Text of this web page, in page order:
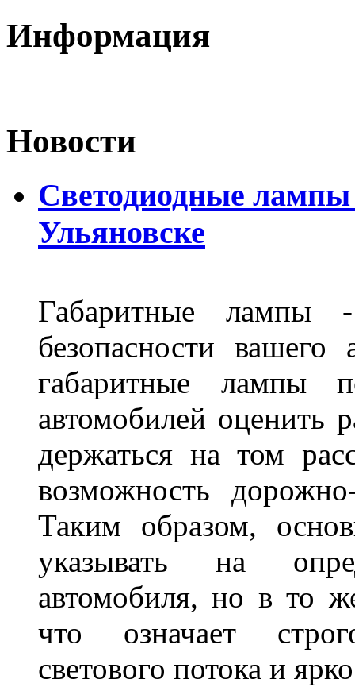
Информация
Новости
Светодиодные
Ульяновске
Габаритные лампы
безопасности
габаритные лампы
автомобилей оценить
держаться на том
возможность
Таким образом,
указывать на
автомобиля, но в то
что означает
светового потока и